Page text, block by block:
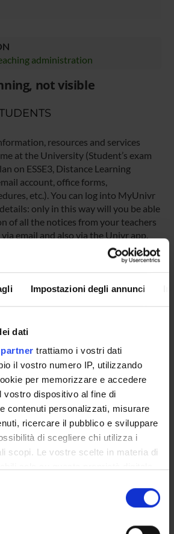
Impostazioni degli annunci
dati
trattiamo i vostri dati
il vostro numero IP, utilizzando
per memorizzare e accedere
vostro dispositivo al fine di
contenuti personalizzati, misurare
ricercare il pubblico e sviluppare
di scegliere chi utilizza i
scopi. Le vostre scelte in materia di
il proprio consenso in qualsiasi
sui cookie o facendo clic
administration
not visible
resources and services
at the University (Student’s exam
on ESSE3, Distance Learning
account, office forms,
etc.). You can log into MyUnivr
only in this way will you be able
of all the notices from your teachers
email and also via the Univr app.
guide